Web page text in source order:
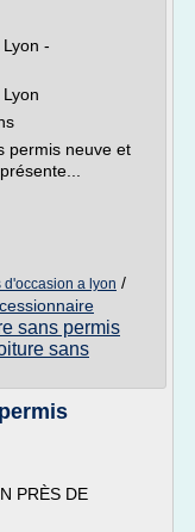
-
permis neuve et
a lyon /
sans permis
sans
PRÈS DE